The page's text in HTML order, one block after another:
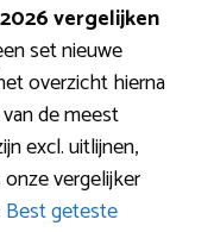
vergelijken
set nieuwe
overzicht hierna
de meest
excl. uitlijnen,
vergelijker
Best geteste